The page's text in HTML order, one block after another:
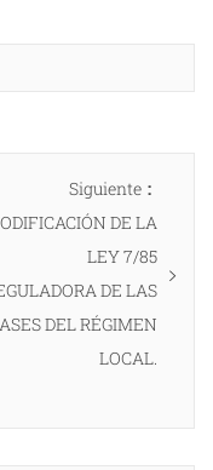
Siguiente
DE LA
LEY 7/85
DE LAS
DEL RÉGIMEN
LOCAL.